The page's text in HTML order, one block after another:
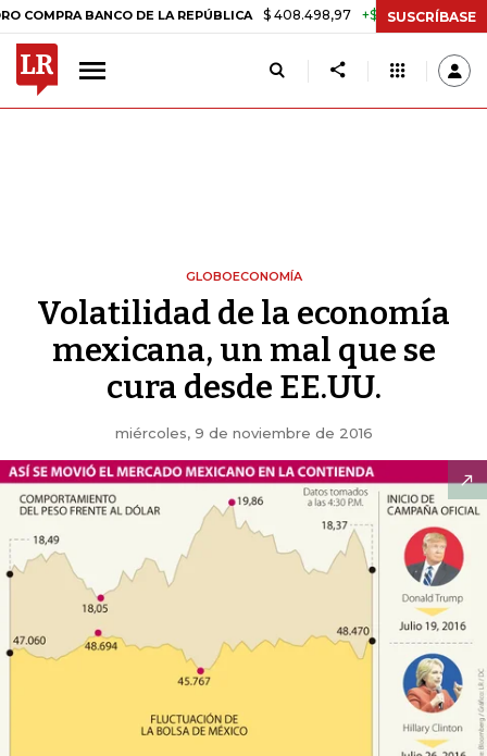
BANCO DE LA REPÚBLICA $ 408.498,97 +$ 8.753,81 +2,19%
SUSCRÍBASE
GLOBOECONOMÍA
Volatilidad de la economía
mexicana, un mal que se
cura desde EE.UU.
miércoles, 9 de noviembre de 2016